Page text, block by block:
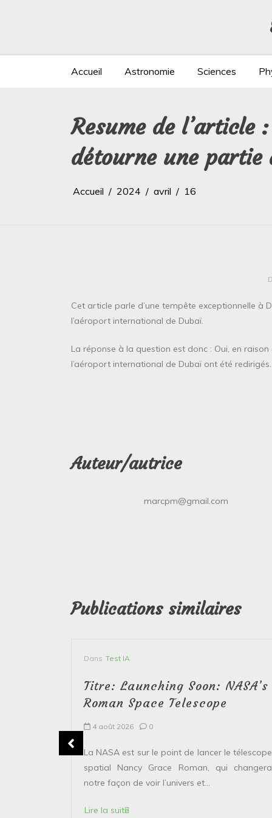
Accueil Astronomie Sciences
Resume de l’article
détourne une partie
Accueil 2024 avril 16
Cet article parle d’une tempête exceptionnelle à
l’aéroport international de Dubaï.
La réponse à la question est donc : Oui, en
l’aéroport international de Dubaï ont été redirigés.
Auteur/autrice
marcpm@gmail.com
Publications similaires
Dans Test IA
Titre: Launching Soon: NASA’s
Roman Space Telescope
4 août 2026 0
La NASA est sur le point de lancer le télescope
spatial Nancy Grace Roman, qui changera
notre façon de voir l’univers et...
Lire la suite